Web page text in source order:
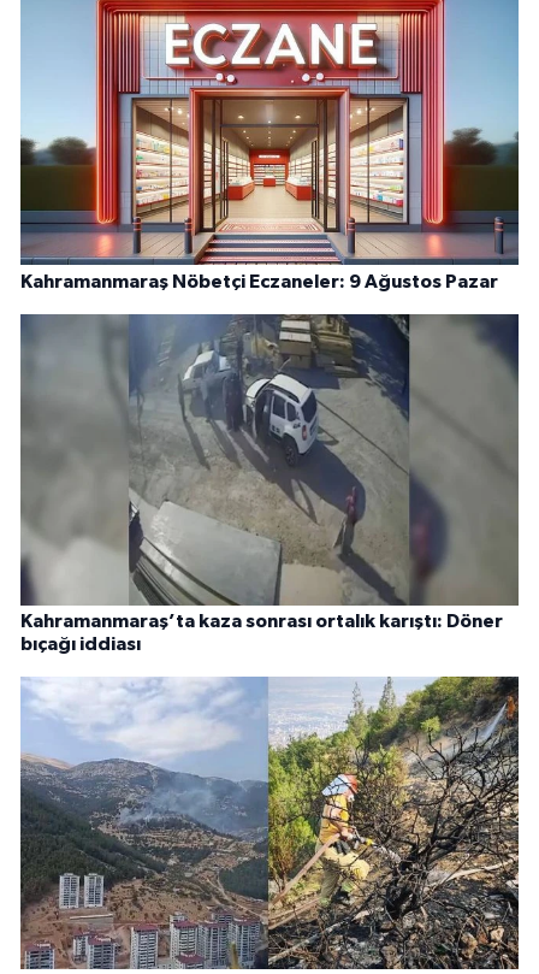
Kahramanmaraş Nöbetçi Eczaneler: 9 Ağustos Pazar
Kahramanmaraş’ta kaza sonrası ortalık karıştı: Döner
bıçağı iddiası